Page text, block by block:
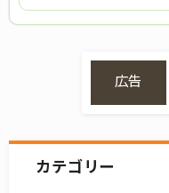
広告
カテゴリー